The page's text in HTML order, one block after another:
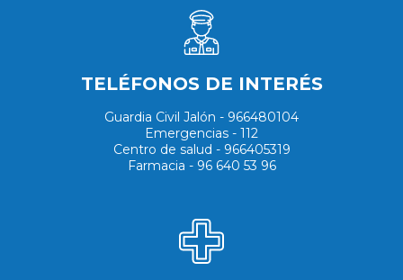
TELÉFONOS DE INTERÉS
Guardia Civil Jalón - 966480104
Emergencias - 112
Centro de salud - 966405319
Farmacia - 96 640 53 96